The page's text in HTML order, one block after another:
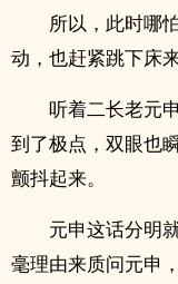
所以，此时哪
动，也赶紧跳下床
听着二长老元
到了极点，双眼也
颤抖起来。
元申这话分明
毫理由来质问元申